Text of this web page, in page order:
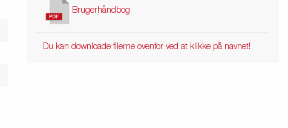
Brugerhåndbog
Du kan downloade filerne ovenfor ved at klikke på navnet!